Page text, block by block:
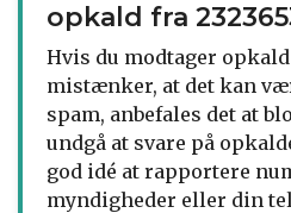
opkald fra
Hvis du modtager opkald
mistænker, at det kan
spam, anbefales det at
undgå at svare på
god idé at rapportere
myndigheder eller din